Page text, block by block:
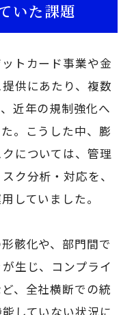
いた課題
トカード事業や金
供にあたり、複数
近年の規制強化へ
。こうした中、膨
については、管理
ク分析・対応を、
していました。
骸化や、部門間で
生じ、コンプライ
、全社横断での統